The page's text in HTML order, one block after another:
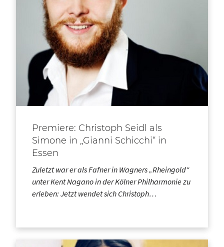
Premiere: Christoph Seidl als
Simone in „Gianni Schicchi“ in
Essen
Zuletzt war er als Fafner in Wagners „Rheingold“
unter Kent Nagano in der Kölner Philharmonie zu
erleben: Jetzt wendet sich Christoph…